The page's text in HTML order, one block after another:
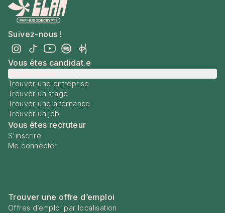
Suivez-nous !
Vous êtes candidat.e
Trouver une entreprise
Trouver un stage
Trouver une alternance
Trouver un job
Vous êtes recruteur
S'inscrire
Me connecter
Trouver une offre d’emploi
Offres d’emploi par localisation